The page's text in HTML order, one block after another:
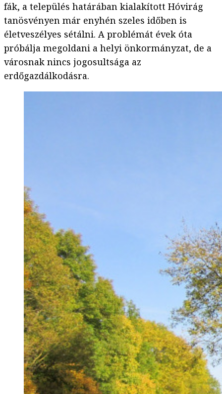
fák, a település határában kialakított Hóvirág
tanösvényen már enyhén szeles időben is
életveszélyes sétálni. A problémát évek óta
próbálja megoldani a helyi önkormányzat, de a
városnak nincs jogosultsága az
erdőgazdálkodásra.